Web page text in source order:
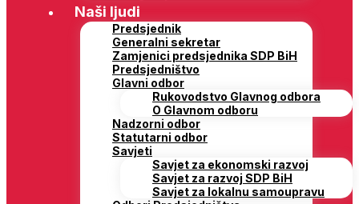
Naši ljudi
Predsjednik
Generalni sekretar
Zamjenici predsjednika SDP BiH
Predsjedništvo
Glavni odbor
Rukovodstvo Glavnog odbora
O Glavnom odboru
Nadzorni odbor
Statutarni odbor
Savjeti
Savjet za ekonomski razvoj
Savjet za razvoj SDP BiH
Savjet za lokalnu samoupravu